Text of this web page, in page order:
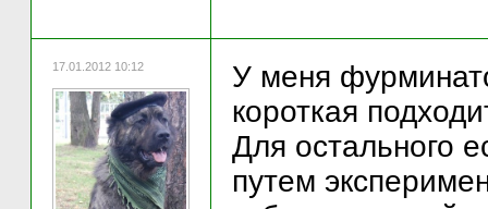
17.01.2012 10:12
У меня
короткая
Для остального
путем